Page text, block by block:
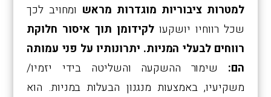
למטרות ציבוריות מוגדרות מראש ומחויב לכך
שכל רווחיו יושקעולקידומן תוך איסור חלוקת
רווחים לבעלי המניות. יתרונותיו על פני עמותה
הם: שימור ההשקעה והשליטה בידי יזמיו/
משקיעיו, באמצעות מנגנון הבעלות במניות. הוא